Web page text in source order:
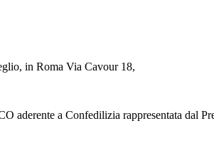
in Roma Via Cavour 18,
a Confedilizia rappresentata dal